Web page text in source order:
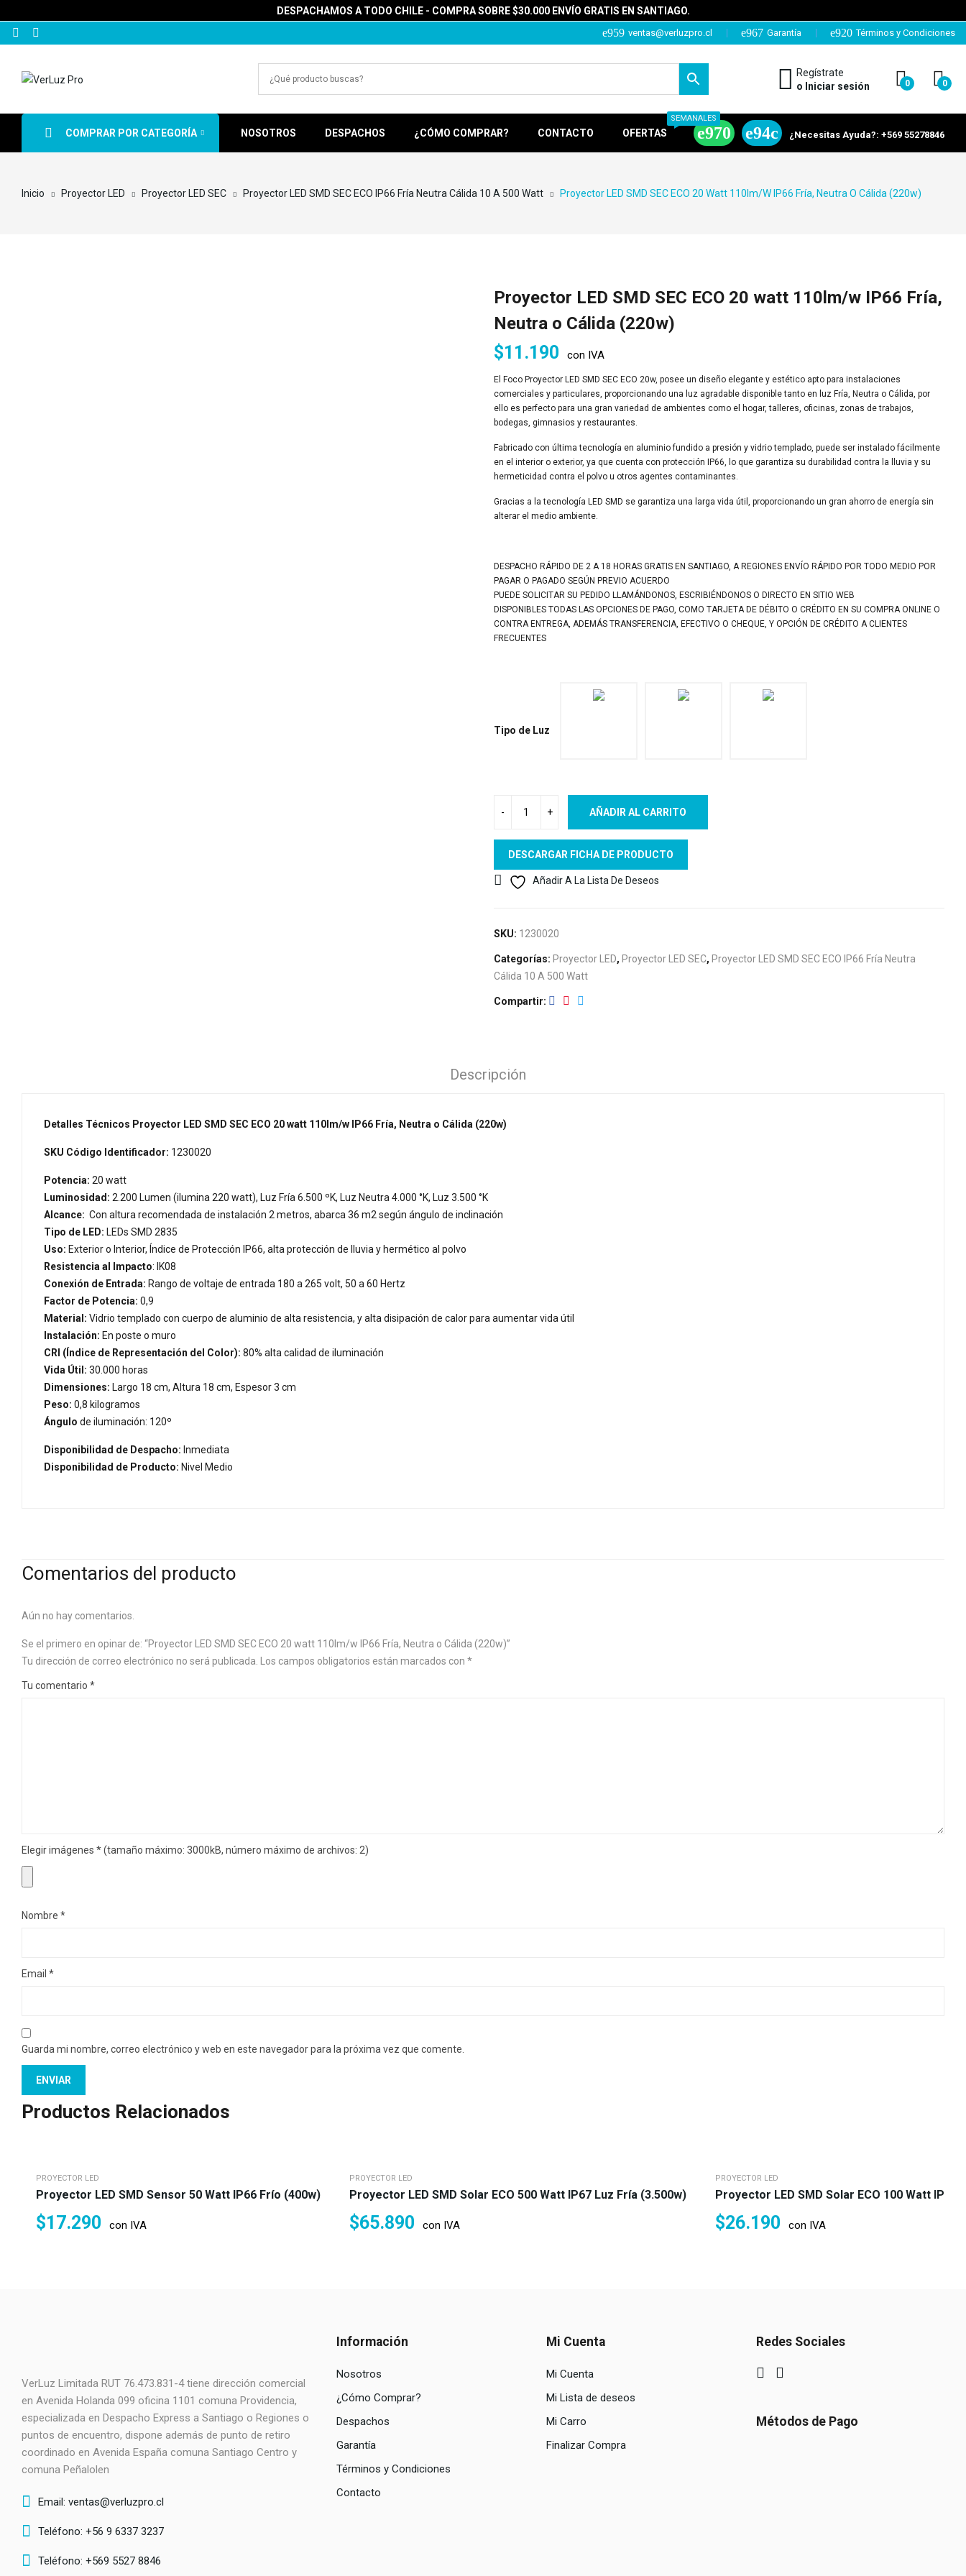
DESPACHAMOS A TODO CHILE - COMPRA SOBRE $30.000 ENVÍO GRATIS EN SANTIAGO.
ventas@verluzpro.cl Garantía Términos y Condiciones
Regístrate
o Iniciar sesión
0 0
COMPRAR POR CATEGORÍA NOSOTROS DESPACHOS ¿CÓMO COMPRAR? CONTACTO OFERTAS
SEMANALES
¿Necesitas Ayuda?: +569 55278846
Inicio Proyector LED Proyector LED SEC Proyector LED SMD SEC ECO IP66 Fría Neutra Cálida 10 A 500 Watt Proyector LED SMD SEC ECO 20 Watt 110lm/w IP66 Fría, Neutra O Cálida (220w)
Proyector LED SMD SEC ECO 20 watt 110lm/w IP66 Fría,
Neutra o Cálida (220w)
$11.190 con IVA
El Foco Proyector LED SMD SEC ECO 20w, posee un diseño elegante y estético apto para instalaciones
comerciales y particulares, proporcionando una luz agradable disponible tanto en luz Fría, Neutra o Cálida, por
ello es perfecto para una gran variedad de ambientes como el hogar, talleres, oficinas, zonas de trabajos,
bodegas, gimnasios y restaurantes.
Fabricado con última tecnología en aluminio fundido a presión y vidrio templado, puede ser instalado fácilmente
en el interior o exterior, ya que cuenta con protección IP66, lo que garantiza su durabilidad contra la lluvia y su
hermeticidad contra el polvo u otros agentes contaminantes.
Gracias a la tecnología LED SMD se garantiza una larga vida útil, proporcionando un gran ahorro de energía sin
alterar el medio ambiente.
DESPACHO RÁPIDO DE 2 A 18 HORAS GRATIS EN SANTIAGO, A REGIONES ENVÍO RÁPIDO POR TODO MEDIO POR
PAGAR O PAGADO SEGÚN PREVIO ACUERDO
PUEDE SOLICITAR SU PEDIDO LLAMÁNDONOS, ESCRIBIÉNDONOS O DIRECTO EN SITIO WEB
DISPONIBLES TODAS LAS OPCIONES DE PAGO, COMO TARJETA DE DÉBITO O CRÉDITO EN SU COMPRA ONLINE O
CONTRA ENTREGA, ADEMÁS TRANSFERENCIA, EFECTIVO O CHEQUE, Y OPCIÓN DE CRÉDITO A CLIENTES
FRECUENTES
Tipo de Luz
AÑADIR AL CARRITO
DESCARGAR FICHA DE PRODUCTO
Añadir A La Lista De Deseos
SKU: 1230020
Categorías: Proyector LED, Proyector LED SEC, Proyector LED SMD SEC ECO IP66 Fría Neutra
Cálida 10 A 500 Watt
Compartir
Descripción
Detalles Técnicos Proyector LED SMD SEC ECO 20 watt 110lm/w IP66 Fría, Neutra o Cálida (220w)
SKU Código Identificador: 1230020
Potencia: 20 watt
Luminosidad: 2.200 Lumen (ilumina 220 watt), Luz Fría 6.500 ºK, Luz Neutra 4.000 °K, Luz 3.500 °K
Alcance: Con altura recomendada de instalación 2 metros, abarca 36 m2 según ángulo de inclinación
Tipo de LED: LEDs SMD 2835
Uso: Exterior o Interior, Índice de Protección IP66, alta protección de lluvia y hermético al polvo
Resistencia al Impacto: IK08
Conexión de Entrada: Rango de voltaje de entrada 180 a 265 volt, 50 a 60 Hertz
Factor de Potencia: 0,9
Material: Vidrio templado con cuerpo de aluminio de alta resistencia, y alta disipación de calor para aumentar vida útil
Instalación: En poste o muro
CRI (Índice de Representación del Color): 80% alta calidad de iluminación
Vida Útil: 30.000 horas
Dimensiones: Largo 18 cm, Altura 18 cm, Espesor 3 cm
Peso: 0,8 kilogramos
Ángulo de iluminación: 120º
Disponibilidad de Despacho: Inmediata
Disponibilidad de Producto: Nivel Medio
Comentarios del producto
Aún no hay comentarios.
Se el primero en opinar de: “Proyector LED SMD SEC ECO 20 watt 110lm/w IP66 Fría, Neutra o Cálida (220w)”
Tu dirección de correo electrónico no será publicada.
Los campos obligatorios están marcados con *
Tu comentario *
Elegir imágenes *(tamaño máximo: 3000kB, número máximo de archivos: 2)
Nombre *
Email *
Guarda mi nombre, correo electrónico y web en este navegador para la próxima vez que comente.
Productos Relacionados
PROYECTOR LED
Proyector LED SMD Sensor 50 Watt IP66 Frío (400w)
$17.290 con IVA
PROYECTOR LED
Proyector LED SMD Solar ECO 500 Watt IP67 Luz Fría (3.500w)
$65.890 con IVA
PROYECTOR LED
Proyector LED SMD Solar ECO 100 Watt IP67
$26.190 con IVA
VerLuz Limitada RUT 76.473.831-4 tiene dirección comercial
en Avenida Holanda 099 oficina 1101 comuna Providencia,
especializada en Despacho Express a Santiago o Regiones o
puntos de encuentro, dispone además de punto de retiro
coordinado en Avenida España comuna Santiago Centro y
comuna Peñalolen
Email: ventas@verluzpro.cl
Teléfono: +56 9 6337 3237
Teléfono: +569 5527 8846
Información
Nosotros
¿Cómo Comprar?
Despachos
Garantía
Términos y Condiciones
Contacto
Mi Cuenta
Mi Cuenta
Mi Lista de deseos
Mi Carro
Finalizar Compra
Redes Sociales
Métodos de Pago